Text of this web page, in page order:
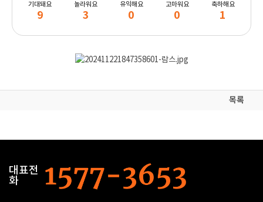
기대돼요
9
놀라워요
3
유익해요
0
고마워요
0
축하해요
1
목록
대표전
화